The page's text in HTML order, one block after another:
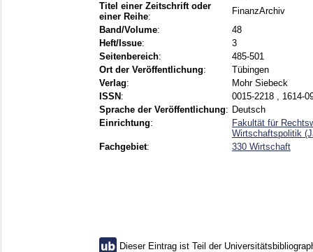
Titel einer Zeitschrift oder
einer Reihe:
FinanzArchiv
Band/Volume:
48
Heft/Issue:
3
Seitenbereich:
485-501
Ort der Veröffentlichung:
Tübingen
Verlag:
Mohr Siebeck
ISSN :
0015-2218 , 1614-
Sprache der Veröffentlichung: Deutsch
Einrichtung:
Fakultät für
Wirtschaftspolitik
Fachgebiet: 330 Wirtschaft
Dieser Eintrag ist Teil der